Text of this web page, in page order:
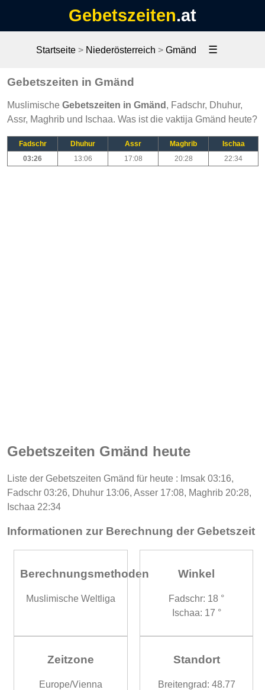
Gebetszeiten.at
Startseite> Niederösterreich > Gmänd ☰
Gebetszeiten in Gmänd
Muslimische Gebetszeiten in Gmänd , Fadschr, Dhuhur,
Assr, Maghrib und Ischaa. Was ist die vaktija Gmänd heute?
Fadschr Dhuhur Assr Maghrib
Ischaa
03:26
13:06 17:08 20:28 22:34
Gebetszeiten Gmänd heute
Liste der Gebetszeiten Gmänd für heute : Imsak 03:16,
Fadschr 03:26, Dhuhur 13:06, Asser 17:08, Maghrib 20:28,
Ischaa 22:34
Informationen zur Berechnung der Gebetszeit
Berechnungsmethoden
Muslimische Weltliga
Winkel
Fadschr: 18 °
Ischaa: 17 °
Zeitzone
Europe/Vienna
Standort
Breitengrad: 48.77